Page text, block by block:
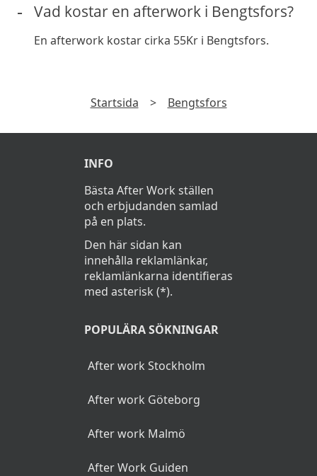
Vad kostar en afterwork i Bengtsfors?
En afterwork kostar cirka 55Kr i Bengtsfors.
Startsida > Bengtsfors
INFO
Bästa After Work ställen
och erbjudanden samlad
på en plats.
Den här sidan kan
innehålla reklamlänkar,
reklamlänkarna identifieras
med asterisk (*).
POPULÄRA SÖKNINGAR
After work Stockholm
After work Göteborg
After work Malmö
After Work Guiden